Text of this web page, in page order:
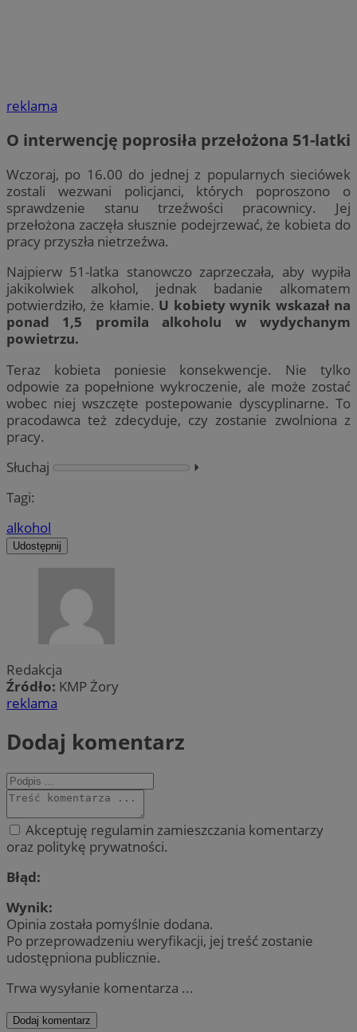
reklama
O interwencję poprosiła przełożona 51-latki
Wczoraj, po 16.00 do jednej z popularnych sieciówek
zostali wezwani policjanci, których poproszono o
sprawdzenie stanu trzeźwości pracownicy. Jej
przełożona zaczęła słusznie podejrzewać, że kobieta do
pracy przyszła nietrzeźwa.
Najpierw 51-latka stanowczo zaprzeczała, aby wypiła
jakikolwiek alkohol, jednak badanie alkomatem
potwierdziło, że kłamie. U kobiety wynik wskazał na
ponad 1,5 promila alkoholu w wydychanym
powietrzu.
Teraz kobieta poniesie konsekwencje. Nie tylko
odpowie za popełnione wykroczenie, ale może zostać
wobec niej wszczęte postepowanie dyscyplinarne. To
pracodawca też zdecyduje, czy zostanie zwolniona z
pracy.
Słuchaj
⏵︎
Tagi:
alkohol
Udostępnij
Redakcja
Źródło: KMP Żory
reklama
Dodaj komentarz
Akceptuję regulamin zamieszczania komentarzy
oraz politykę prywatności.
Błąd:
Wynik:
Opinia została pomyślnie dodana.
Po przeprowadzeniu weryfikacji, jej treść zostanie
udostępniona publicznie.
Trwa wysyłanie komentarza ...
Dodaj komentarz